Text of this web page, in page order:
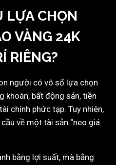
LỰA CHỌN
VÀNG 24K
RIÊNG?
người có vô số lựa chọn
khoán, bất động sản, tiền
chính phức tạp. Tuy nhiên,
về một tài sản “neo giá
bằng lợi suất, mà bằng